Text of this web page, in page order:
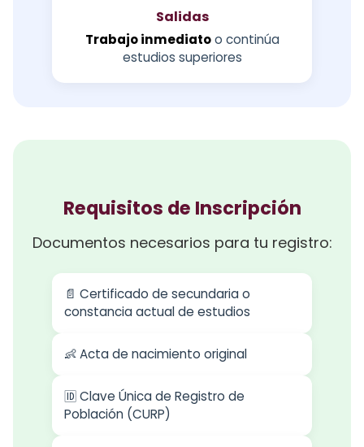
Salidas
Trabajo inmediatoo continúa
estudios superiores
Requisitos de Inscripción
Documentos necesarios para tu registro:
📄 Certificado de secundaria o
constancia actual de estudios
👶 Acta de nacimiento original
🆔 Clave Única de Registro de
Población (CURP)